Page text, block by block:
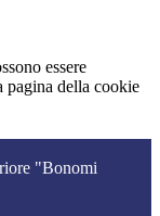
essere
pagina della cookie
"Bonomi